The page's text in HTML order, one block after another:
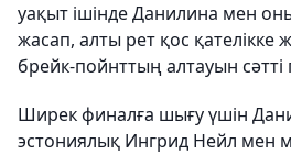
уақыт ішінде Данилина мен
жасап, алты рет қос қателікке
брейк-пойнттың алтауын
Ширек финалға шығу үшін
эстониялық Ингрид Нейл мен